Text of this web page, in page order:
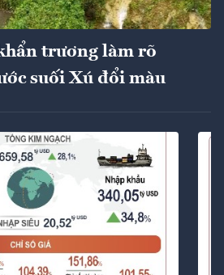
trương làm rõ
suối Xú đổi màu